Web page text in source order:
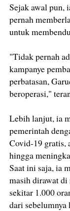
Sejak awal pun,
pernah
untuk
"Tidak pernah
kampanye
perbatasan,
beroperasi,"
Lebih lanjut, ia
pemerintah
Covid-19 gratis,
hingga
Saat ini saja, ia
masih dirawat di
sekitar 1.000
dari sebelumnya